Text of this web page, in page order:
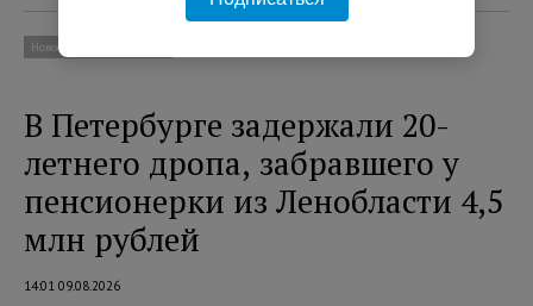
Новости
В Петербурге задержали 20-
летнего дропа, забравшего у
пенсионерки из Ленобласти 4,5
млн рублей
14:01 09.08.2026